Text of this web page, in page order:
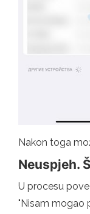
Nakon toga
Neuspjeh.
U procesu
"Nisam mogao